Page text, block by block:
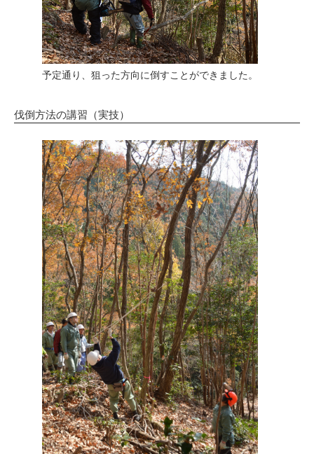
予定通り、狙った方向に倒すことができました。
伐倒方法の講習（実技）